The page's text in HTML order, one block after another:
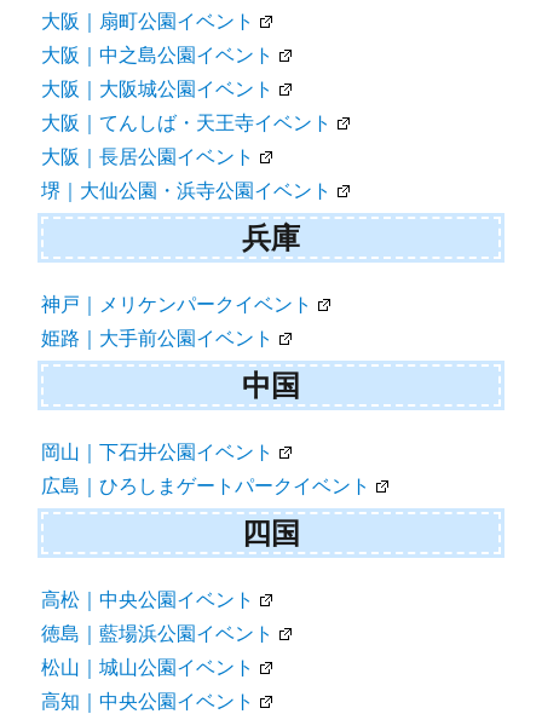
大阪｜扇町公園イベント
大阪｜中之島公園イベント
大阪｜大阪城公園イベント
大阪｜てんしば・天王寺イベント
大阪｜長居公園イベント
堺｜大仙公園・浜寺公園イベント
兵庫
神戸｜メリケンパークイベント
姫路｜大手前公園イベント
中国
岡山｜下石井公園イベント
広島｜ひろしまゲートパークイベント
四国
高松｜中央公園イベント
徳島｜藍場浜公園イベント
松山｜城山公園イベント
高知｜中央公園イベント